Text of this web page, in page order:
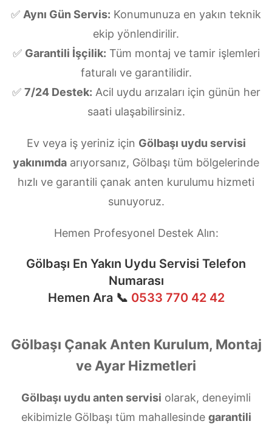
✅ Aynı Gün Servis: Konumunuza en yakın teknik
ekip yönlendirilir.
✅ Garantili İşçilik: Tüm montaj ve tamir işlemleri
faturalı ve garantilidir.
✅ 7/24 Destek: Acil uydu arızaları için günün her
saati ulaşabilirsiniz.
Ev veya iş yeriniz için Gölbaşı uydu servisi
yakınımda arıyorsanız, Gölbaşı tüm bölgelerinde
hızlı ve garantili çanak anten kurulumu hizmeti
sunuyoruz.
Hemen Profesyonel Destek Alın:
Gölbaşı En Yakın Uydu Servisi Telefon
Numarası
Hemen Ara 📞 0533 770 42 42
Gölbaşı Çanak Anten Kurulum, Montaj
ve Ayar Hizmetleri
Gölbaşı uydu anten servisi olarak, deneyimli
ekibimizle Gölbaşı tüm mahallesinde garantili